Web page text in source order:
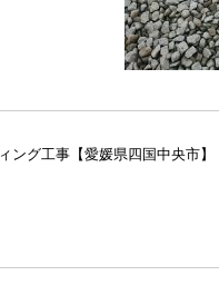
ング工事【愛媛県四国中央市】